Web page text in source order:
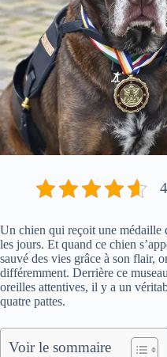
Un chien qui reçoit une médaille
les jours. Et quand ce chien
sauvé des vies grâce à son flair,
différemment. Derrière ce
oreilles attentives, il y a un
quatre pattes.
Voir le sommaire